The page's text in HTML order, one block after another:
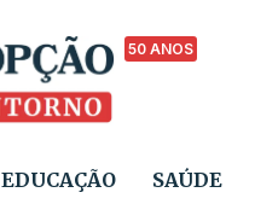
50 ANOS
EDUCAÇÃO SAÚDE